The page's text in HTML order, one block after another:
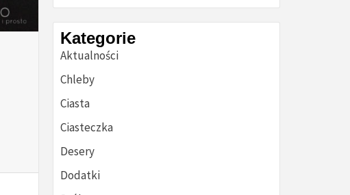
Kategorie
Aktualności
Chleby
Ciasta
Ciasteczka
Desery
Dodatki